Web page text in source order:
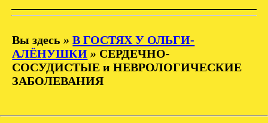
Вы здесь »В ГОСТЯХ У ОЛЬГИ-
АЛЁНУШКИ » СЕРДЕЧНО-
СОСУДИСТЫЕ и НЕВРОЛОГИЧЕСКИЕ
ЗАБОЛЕВАНИЯ